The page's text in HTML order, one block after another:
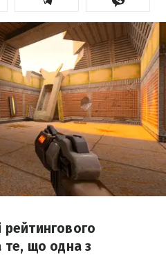
рейтингового
те, що одна з